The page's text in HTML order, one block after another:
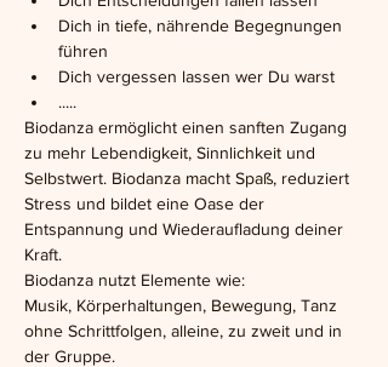
Dich in tiefe, nährende Begegnungen
führen
Dich vergessen lassen wer Du warst
.....
Biodanza ermöglicht einen sanften Zugang
zu mehr Lebendigkeit, Sinnlichkeit und
Selbstwert. Biodanza macht Spaß, reduziert
Stress und bildet eine Oase der
Entspannung und Wiederaufladung deiner
Kraft.
Biodanza nutzt Elemente wie:
Musik, Körperhaltungen, Bewegung, Tanz
ohne Schrittfolgen, alleine, zu zweit und in
der Gruppe.